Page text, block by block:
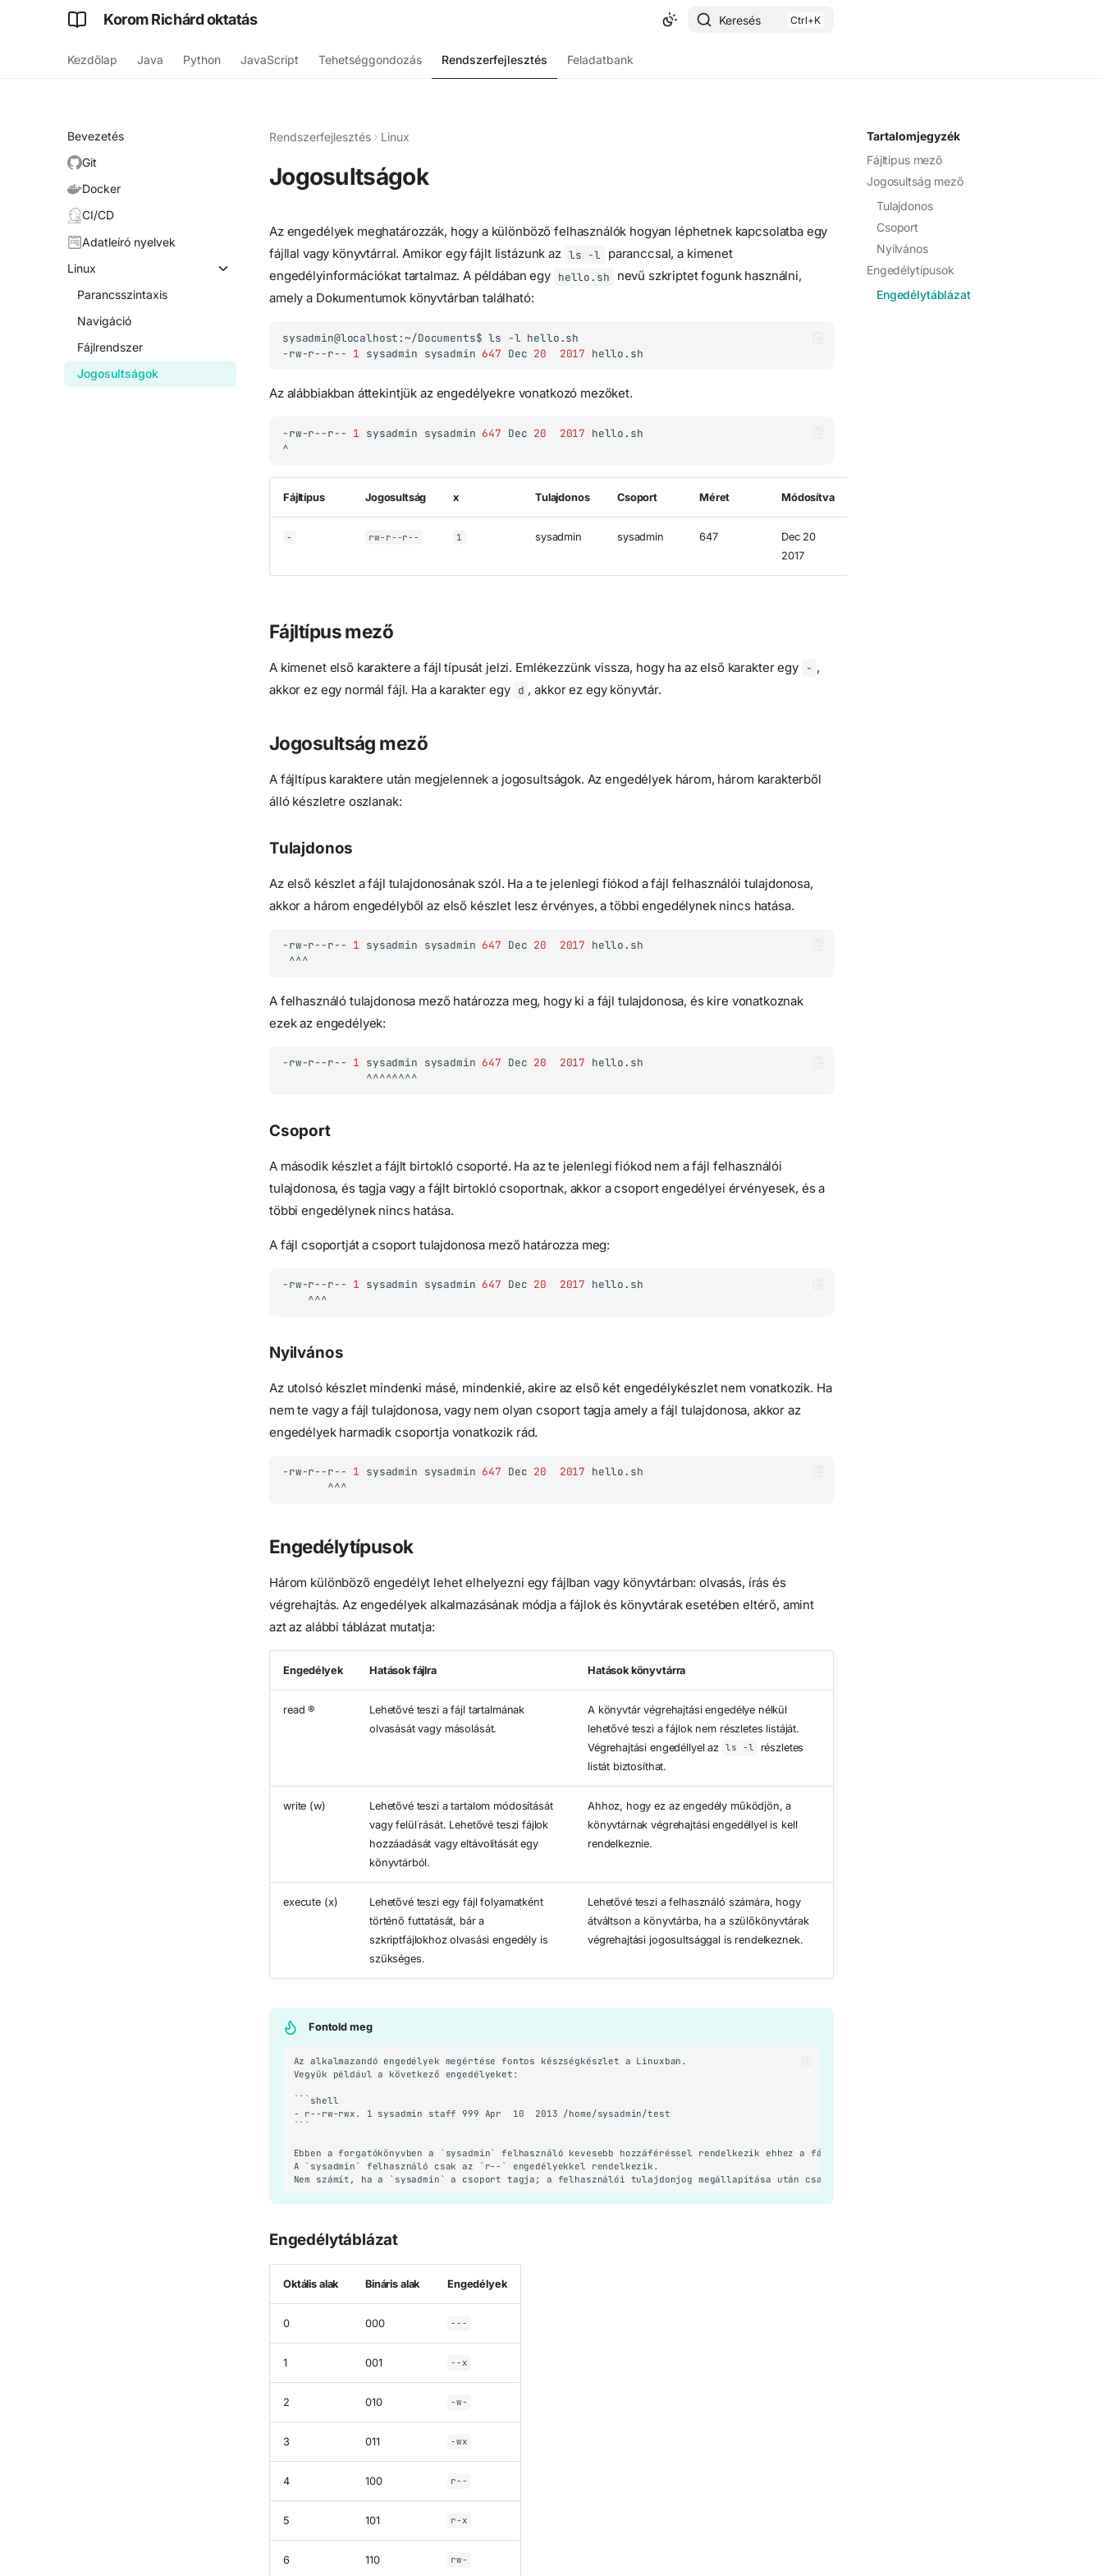
Korom Richárd oktatás Keresés
Kezdőlap Java Python JavaScript Tehetséggondozás Rendszerfejlesztés Feladatbank
Bevezetés
Git
Docker
CI/CD
Adatleíró nyelvek
Linux
Parancsszintaxis
Navigáció
Fájlrendszer
Jogosultságok
Tartalomjegyzék
Fájltípus mező
Jogosultság mező
Tulajdonos
Csoport
Nyilvános
Engedélytípusok
Engedélytáblázat
Rendszerfejlesztés Linux
Jogosultságok
Az engedélyek meghatározzák, hogy a különböző felhasználók hogyan léphetnek kapcsolatba egy
fájllal vagy könyvtárral. Amikor egy fájlt listázunk az ls -l
paranccsal, a kimenet
engedélyinformációkat tartalmaz. A példában egy hello.sh
nevű szkriptet fogunk használni,
amely a Dokumentumok könyvtárban található:
sysadmin@localhost:~/Documents$ ls -l hello.sh
-rw-r--r-- 1 sysadmin sysadmin 647 Dec 20 2017 hello.sh
Az alábbiakban áttekintjük az engedélyekre vonatkozó mezőket.
-rw-r--r-- 1 sysadmin sysadmin 647 Dec 20 2017
Fájltípus Jogosultság x Tulajdonos Csoport Méret Módosítva
- rw-r--r-- 1 sysadmin sysadmin 647
Dec 20
2017
Fájltípus mező
A kimenet első karaktere a fájl típusát jelzi. Emlékezzünk vissza, hogy ha az első karakter egy - ,
akkor ez egy normál fájl. Ha a karakter egy d , akkor ez egy könyvtár.
Jogosultság mező
A fájltípus karaktere után megjelennek a jogosultságok. Az engedélyek három, három karakterből
álló készletre oszlanak:
Tulajdonos
Az első készlet a fájl tulajdonosának szól. Ha a te jelenlegi fiókod a fájl felhasználói tulajdonosa,
akkor a három engedélyből az első készlet lesz érvényes, a többi engedélynek nincs hatása.
-rw-r--r-- 1 sysadmin sysadmin 647 Dec 20 2017
A felhasználó tulajdonosa mező határozza meg, hogy ki a fájl tulajdonosa, és kire vonatkoznak
ezek az engedélyek:
-rw-r--r-- 1 sysadmin sysadmin 647 Dec 20 2017
Csoport
A második készlet a fájlt birtokló csoporté. Ha az te jelenlegi fiókod nem a fájl felhasználói
tulajdonosa, és tagja vagy a fájlt birtokló csoportnak, akkor a csoport engedélyei érvényesek, és a
többi engedélynek nincs hatása.
A fájl csoportját a csoport tulajdonosa mező határozza meg:
-rw-r--r-- 1 sysadmin sysadmin 647 Dec 20 2017
Nyilvános
Az utolsó készlet mindenki másé, mindenkié, akire az első két engedélykészlet nem vonatkozik. Ha
nem te vagy a fájl tulajdonosa, vagy nem olyan csoport tagja amely a fájl tulajdonosa, akkor az
engedélyek harmadik csoportja vonatkozik rád.
-rw-r--r-- 1 sysadmin sysadmin 647 Dec 20 2017
Engedélytípusok
Három különböző engedélyt lehet elhelyezni egy fájlban vagy könyvtárban: olvasás, írás és
végrehajtás. Az engedélyek alkalmazásának módja a fájlok és könyvtárak esetében eltérő, amint
azt az alábbi táblázat mutatja:
Engedélyek Hatások fájlra Hatások könyvtárra
read ®
Lehetővé teszi a fájl tartalmának
olvasását vagy másolását.
A könyvtár végrehajtási engedélye nélkül
lehetővé teszi a fájlok nem részletes listáját.
Végrehajtási engedéllyel az ls -l
részletes
listát biztosíthat.
write (w)
Lehetővé teszi a tartalom módosítását
vagy felülírását. Lehetővé teszi fájlok
hozzáadását vagy eltávolítását egy
könyvtárból.
Ahhoz, hogy ez az engedély működjön, a
könyvtárnak végrehajtási engedéllyel is kell
rendelkeznie.
execute (x)
Lehetővé teszi egy fájl folyamatként
történő futtatását, bár a
szkriptfájlokhoz olvasási engedély is
szükséges.
Lehetővé teszi a felhasználó számára, hogy
átváltson a könyvtárba, ha a szülőkönyvtárak
végrehajtási jogosultsággal is rendelkeznek.
Fontold meg
Az alkalmazandó engedélyek megértése fontos készségkészlet a Linuxban.
Vegyük például a következő engedélyeket:
```shell
- r--rw-rwx. 1 sysadmin staff 999 Apr  10  2013 /home/sysadmin/test
```
Ebben a forgatókönyvben a `sysadmin` felhasználó kevesebb hozzáféréssel rendelkezik ehhez a fájlhoz, mint a csoport tagjai vagy mindenki más.
A `sysadmin` felhasználó csak az `r--` engedélyekkel rendelkezik.
Engedélytáblázat
Oktális alak Bináris alak Engedélyek
0 000 ---
1 001 --x
2 010 -w-
3 011 -wx
4 100 r--
5 101 r-x
6 110 rw-